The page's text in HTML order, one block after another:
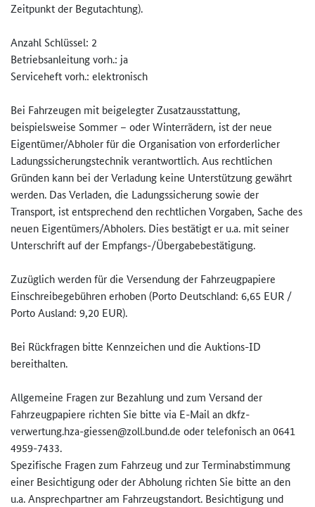
Zeitpunkt der Begutachtung).
Anzahl Schlüssel: 2
Betriebsanleitung vorh.: ja
Serviceheft vorh.: elektronisch
Bei Fahrzeugen mit beigelegter Zusatzausstattung,
beispielsweise Sommer – oder Winterrädern, ist der neue
Eigentümer/Abholer für die Organisation von erforderlicher
Ladungssicherungstechnik verantwortlich. Aus rechtlichen
Gründen kann bei der Verladung keine Unterstützung gewährt
werden. Das Verladen, die Ladungssicherung sowie der
Transport, ist entsprechend den rechtlichen Vorgaben, Sache des
neuen Eigentümers/Abholers. Dies bestätigt er u.a. mit seiner
Unterschrift auf der Empfangs-/Übergabebestätigung.
Zuzüglich werden für die Versendung der Fahrzeugpapiere
Einschreibegebühren erhoben (Porto Deutschland: 6,65 EUR /
Porto Ausland: 9,20 EUR).
Bei Rückfragen bitte Kennzeichen und die Auktions-ID
bereithalten.
Allgemeine Fragen zur Bezahlung und zum Versand der
Fahrzeugpapiere richten Sie bitte via E-Mail an dkfz-
verwertung.hza-giessen@zo­ll.bund.de oder telefonisch an 0641
4959-7433.
Spezifische Fragen zum Fahrzeug und zur Terminabstimmung
einer Besichtigung oder der Abholung richten Sie bitte an den
u.a. Ansprechpartner am Fahrzeugstandort. Besichtigung und